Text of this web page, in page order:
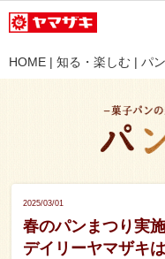
HOME | 知る・楽しむ | パ
2025/03/01
春のパンまつり実施
デイリーヤマザキ